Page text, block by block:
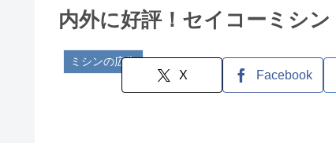
内外に好評！セイコーミシン
ミシンの広告
X Facebook